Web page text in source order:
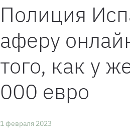
Полиция
аферу
того, как у
000 евро
1 февраля 2023